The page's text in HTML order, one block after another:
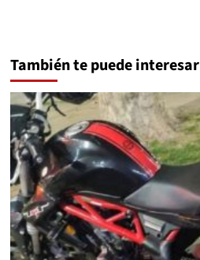
También te puede interesar